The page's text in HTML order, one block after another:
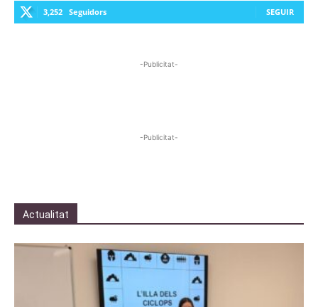
3,252 Seguidors SEGUIR
-Publicitat-
-Publicitat-
Actualitat